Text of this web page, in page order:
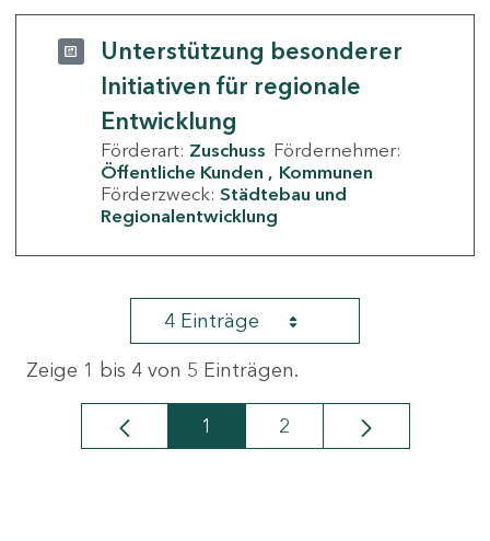
Unterstützung besonderer
Initiativen für regionale
Entwicklung
Förderart: Zuschuss Fördernehmer:
Öffentliche Kunden
Kommunen
Förderzweck: Städtebau und
Regionalentwicklung
4 Einträge
Zeige 1 bis 4 von 5 Einträgen.
Seite
1 Seite
2